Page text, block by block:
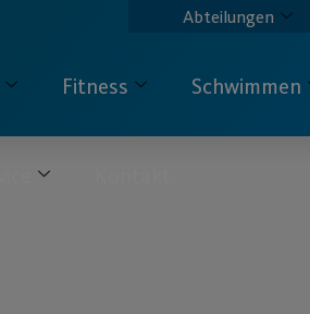
Abteilungen
Fitness Schwimmen